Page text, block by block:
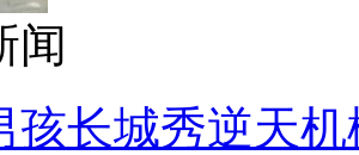
闻
孩长城秀逆天机